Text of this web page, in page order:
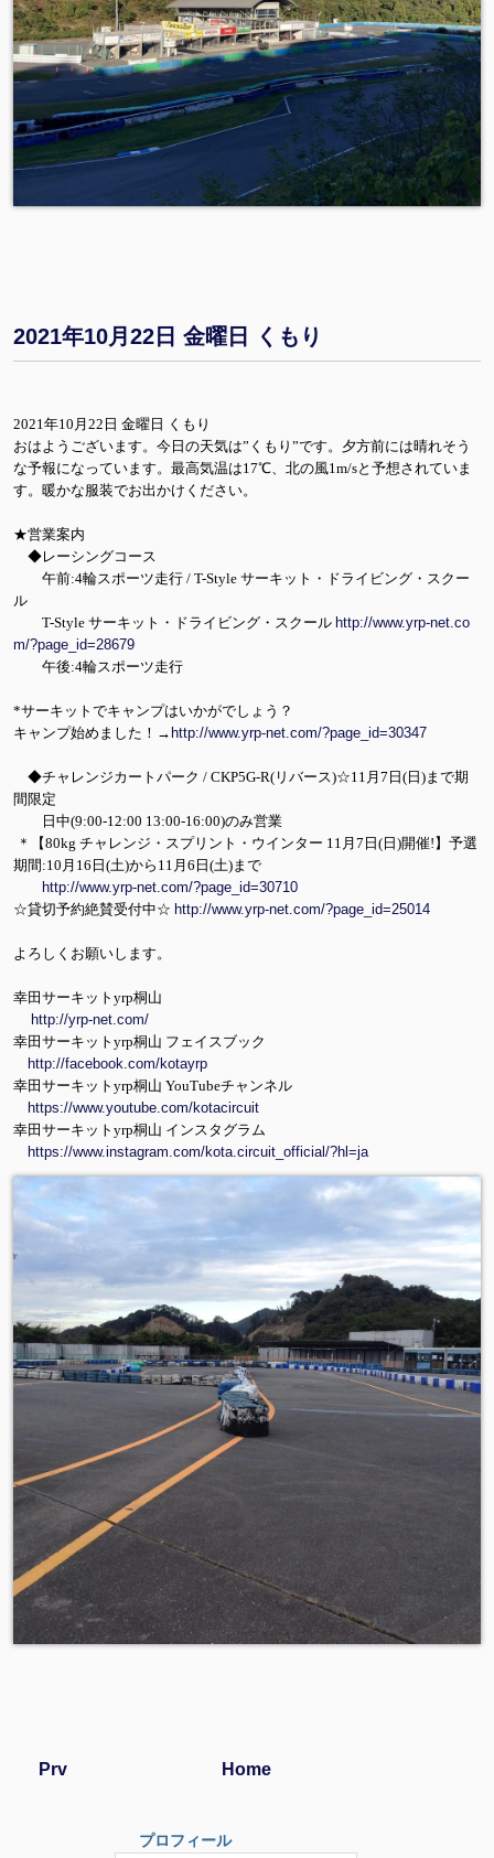
2021年10月22日 金曜日 くもり
2021年10月22日 金曜日 くもり
おはようございます。今日の天気は”くもり”です。夕方前には晴れそう
な予報になっています。最高気温は17℃、北の風1m/sと予想されていま
す。暖かな服装でお出かけください。
★営業案内
◆レーシングコース
午前:4輪スポーツ走行 / T-Style サーキット・ドライビング・スクー
ル
T-Style サーキット・ドライビング・スクール http://www.yrp-net.co
m/?page_id=28679
午後:4輪スポーツ走行
*サーキットでキャンプはいかがでしょう？
キャンプ始めました！→ http://www.yrp-net.com/?page_id=30347
◆チャレンジカートパーク / CKP5G-R(リバース)☆11月7日(日)まで期
間限定
日中(9:00-12:00 13:00-16:00)のみ営業
＊【80kg チャレンジ・スプリント・ウインター 11月7日(日)開催!】予選
期間:10月16日(土)から11月6日(土)まで
http://www.yrp-net.com/?page_id=30710
☆貸切予約絶賛受付中☆ http://www.yrp-net.com/?page_id=25014
よろしくお願いします。
幸田サーキットyrp桐山
http://yrp-net.com/
幸田サーキットyrp桐山 フェイスブック
http://facebook.com/kotayrp
幸田サーキットyrp桐山 YouTubeチャンネル
https://www.youtube.com/kotacircuit
幸田サーキットyrp桐山 インスタグラム
https://www.instagram.com/kota.circuit_official/?hl=ja
Prv Home
プロフィール